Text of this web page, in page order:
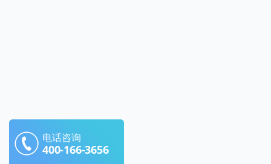
电话咨询
400-166-3656